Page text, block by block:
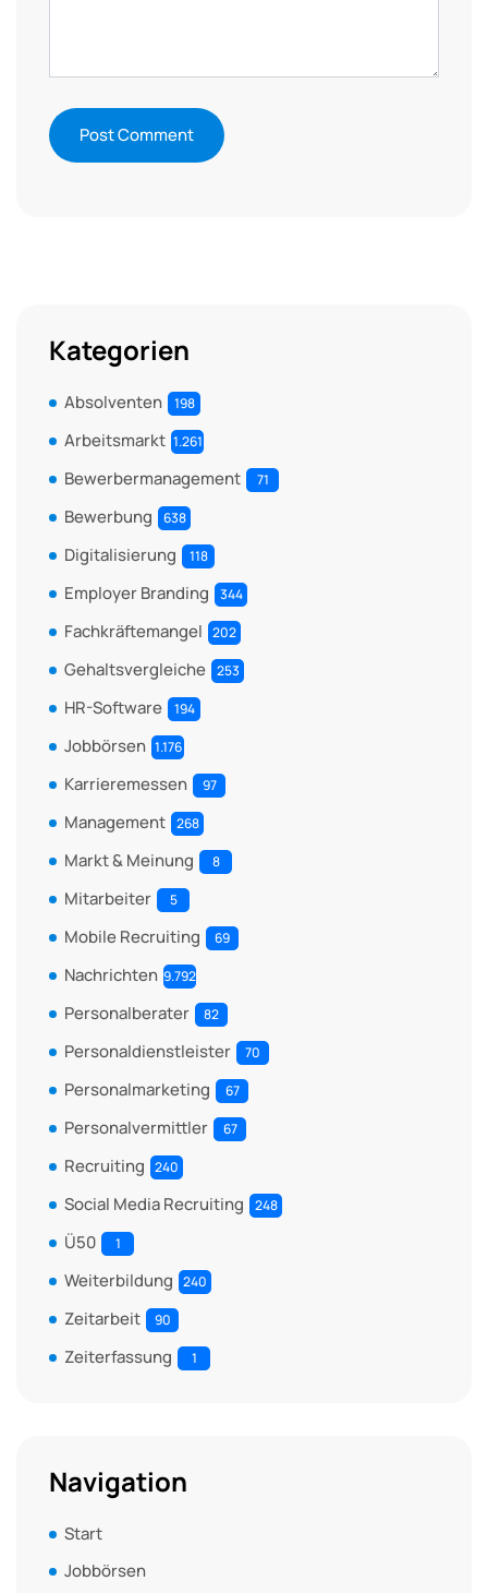
Kategorien
Absolventen 198
Arbeitsmarkt 1.261
Bewerbermanagement 71
Bewerbung 638
Digitalisierung 118
Employer Branding 344
Fachkräftemangel 202
Gehaltsvergleiche 253
HR-Software 194
Jobbörsen 1.176
Karrieremessen 97
Management 268
Markt & Meinung 8
Mitarbeiter 5
Mobile Recruiting 69
Nachrichten 9.792
Personalberater 82
Personaldienstleister 70
Personalmarketing 67
Personalvermittler 67
Recruiting 240
Social Media Recruiting 248
Ü50 1
Weiterbildung 240
Zeitarbeit 90
Zeiterfassung 1
Navigation
Start
Jobbörsen